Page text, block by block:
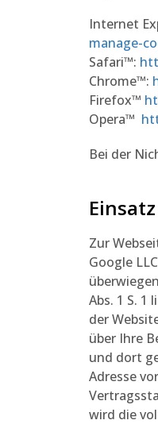
Internet
manage-
Safari™:
Chrome™:
Firefox™
Opera™
Bei der
Zur
Google
Abs. 1 S. 1
der
über Ihre
und dort
Adresse
wird die